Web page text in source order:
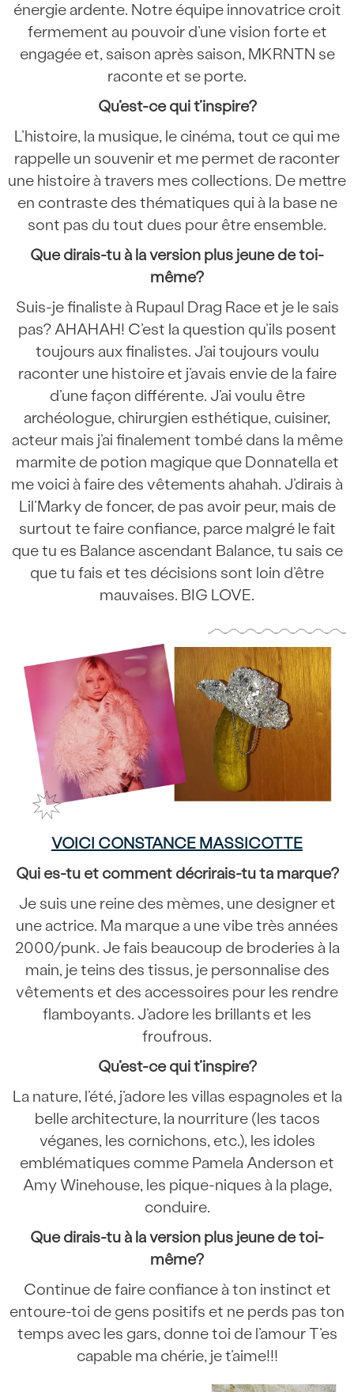
énergie ardente. Notre équipe innovatrice croit
fermement au pouvoir d’une vision forte et
engagée et, saison après saison, MKRNTN se
raconte et se porte.
Qu’est-ce qui t’inspire?
L’histoire, la musique, le cinéma, tout ce qui me
rappelle un souvenir et me permet de raconter
une histoire à travers mes collections. De mettre
en contraste des thématiques qui à la base ne
sont pas du tout dues pour être ensemble.
Que dirais-tu à la version plus jeune de toi-
même?
Suis-je finaliste à Rupaul Drag Race et je le sais
pas? AHAHAH! C’est la question qu’ils posent
toujours aux finalistes. J’ai toujours voulu
raconter une histoire et j’avais envie de la faire
d’une façon différente. J’ai voulu être
archéologue, chirurgien esthétique, cuisiner,
acteur mais j’ai finalement tombé dans la même
marmite de potion magique que Donnatella et
me voici à faire des vêtements ahahah. J’dirais à
Lil’Marky de foncer, de pas avoir peur, mais de
surtout te faire confiance, parce malgré le fait
que tu es Balance ascendant Balance, tu sais ce
que tu fais et tes décisions sont loin d’être
mauvaises. BIG LOVE.
VOICI CONSTANCE MASSICOTTE
Qui es-tu et comment décrirais-tu ta marque?
Je suis une reine des mèmes, une designer et
une actrice. Ma marque a une vibe très années
2000/punk. Je fais beaucoup de broderies à la
main, je teins des tissus, je personnalise des
vêtements et des accessoires pour les rendre
flamboyants. J’adore les brillants et les
froufrous.
Qu’est-ce qui t’inspire?
La nature, l’été, j’adore les villas espagnoles et la
belle architecture, la nourriture (les tacos
véganes, les cornichons, etc.), les idoles
emblématiques comme Pamela Anderson et
Amy Winehouse, les pique-niques à la plage,
conduire.
Que dirais-tu à la version plus jeune de toi-
même?
Continue de faire confiance à ton instinct et
entoure-toi de gens positifs et ne perds pas ton
temps avec les gars, donne toi de l’amour T’es
capable ma chérie, je t’aime!!!